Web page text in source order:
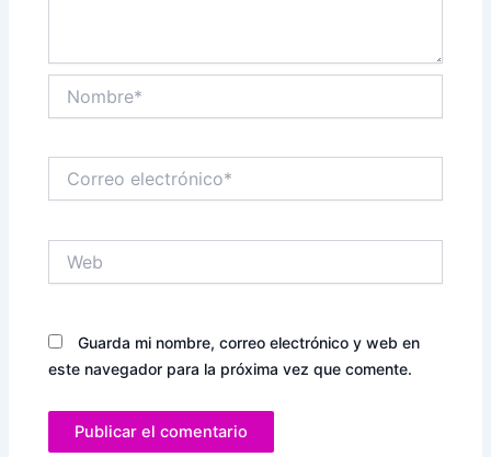
electrónico*
Guarda mi nombre, correo electrónico y web en
este navegador para la próxima vez que comente.